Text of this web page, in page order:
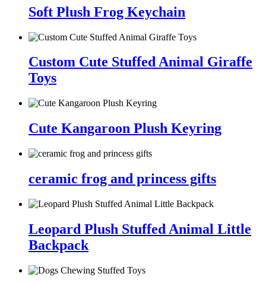
Soft Plush Frog Keychain
Custom Cute Stuffed Animal Giraffe
Toys
Cute Kangaroon Plush Keyring
ceramic frog and princess gifts
Leopard Plush Stuffed Animal Little
Backpack